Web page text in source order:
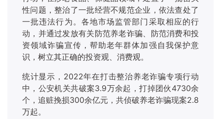
性问题，整治了一批经营不规范企业，依法查处了
一批违法行为。各地市场监管部门采取相应的行
动，并通过发放有关防范养老诈骗、防范消费和投
资领域诈骗宣传，帮助老年群体加强自我保护意
识，树立其正确的投资观、消费观。
统计显示， 2022年在打击整治养老诈骗专项行动
中，公安机关共破案3.9万余起，打掉团伙4730余
个，追赃挽损300余亿元，共侦破养老诈骗现案2.8
万起。